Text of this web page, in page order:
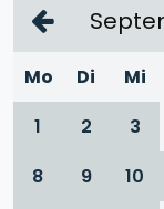
Mo Di Mi
1
2 3
8
9 10